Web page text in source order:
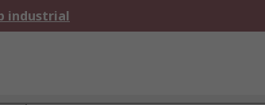
industrial